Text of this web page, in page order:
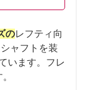
のレフティ向
ャフトを装
います。フレ